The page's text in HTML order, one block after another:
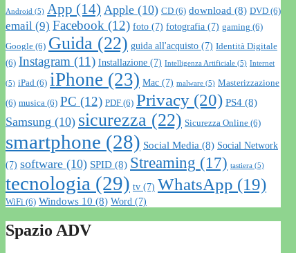
Android (5) App (14) Apple (10) CD (6) download (8) DVD (6)
email (9) Facebook (12) foto (7) fotografia (7) gaming (6)
Google (6) Guida (22) guida all'acquisto (7) Identità Digitale
(6) Instagram (11) Installazione (7) Intelligenza Artificiale (5) Internet
(5) iPad (6) iPhone (23) Mac (7) malware (5) Masterizzazione
(6) musica (6) PC (12) PDF (6) Privacy (20) PS4 (8)
Samsung (10) sicurezza (22) Sicurezza Online (6)
smartphone (28) Social Media (8) Social Network
(7) software (10) SPID (8) Streaming (17) tastiera (5)
tecnologia (29) tv (7) WhatsApp (19)
WiFi (6) Windows 10 (8) Word (7)
Spazio ADV